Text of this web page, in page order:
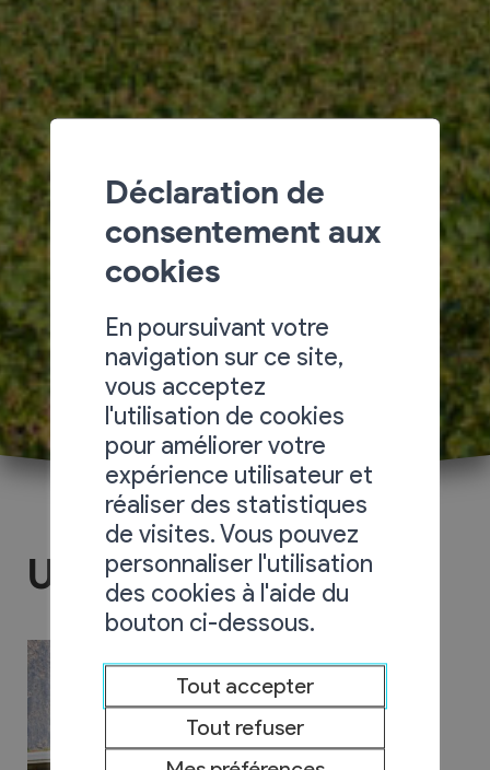
UAPE
Déclaration de
consentement aux
cookies
En poursuivant votre
navigation sur ce site,
vous acceptez
l'utilisation de cookies
pour améliorer votre
expérience utilisateur et
réaliser des statistiques
de visites. Vous pouvez
personnaliser l'utilisation
des cookies à l'aide du
bouton ci-dessous.
Tout accepter
Tout refuser